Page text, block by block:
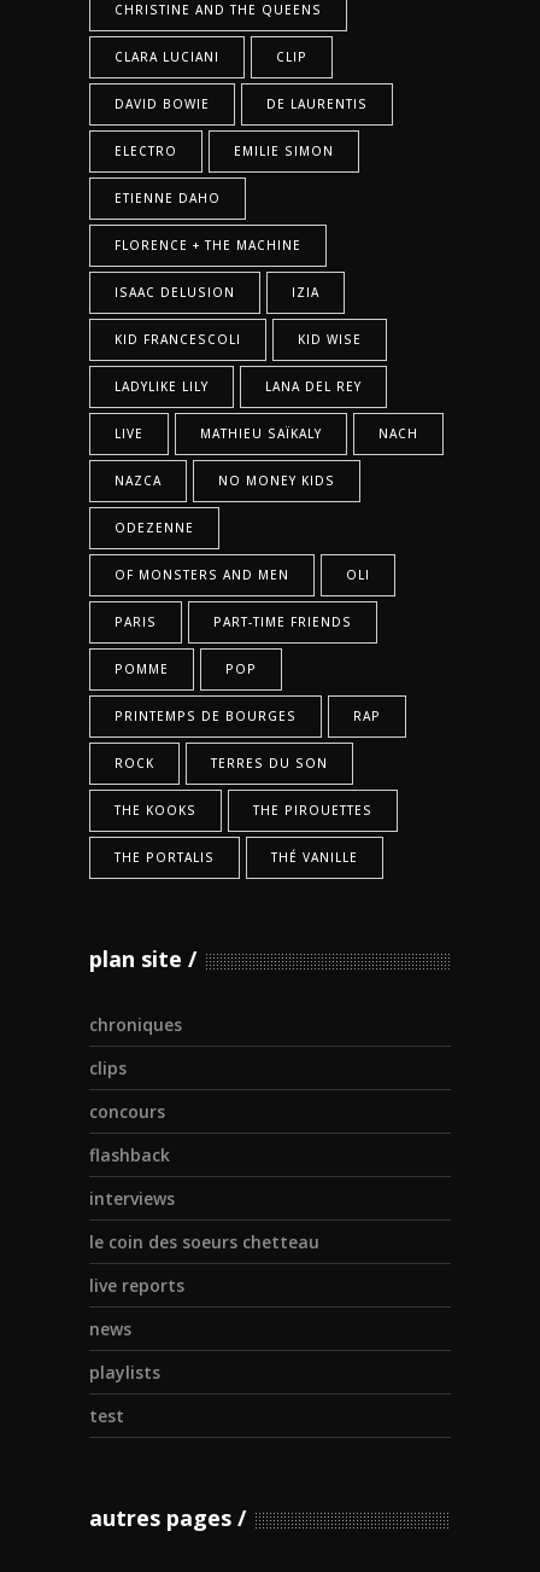
CHRISTINE AND THE QUEENS
CLARA LUCIANI CLIP
DAVID BOWIE DE LAURENTIS
ELECTRO EMILIE SIMON
ETIENNE DAHO
FLORENCE + THE MACHINE
ISAAC DELUSION IZIA
KID FRANCESCOLI KID WISE
LADYLIKE LILY LANA DEL REY
LIVE MATHIEU SAÏKALY NACH
NAZCA NO MONEY KIDS
ODEZENNE
OF MONSTERS AND MEN OLI
PARIS PART-TIME FRIENDS
POMME POP
PRINTEMPS DE BOURGES RAP
ROCK TERRES DU SON
THE KOOKS THE PIROUETTES
THE PORTALIS THÉ VANILLE
plan site
chroniques
clips
concours
flashback
interviews
le coin des soeurs chetteau
live reports
news
playlists
test
autres pages